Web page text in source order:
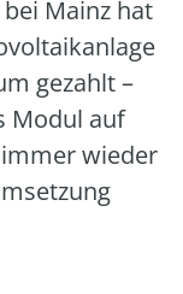
bei Mainz hat
gezahlt –
Modul auf
wie­der